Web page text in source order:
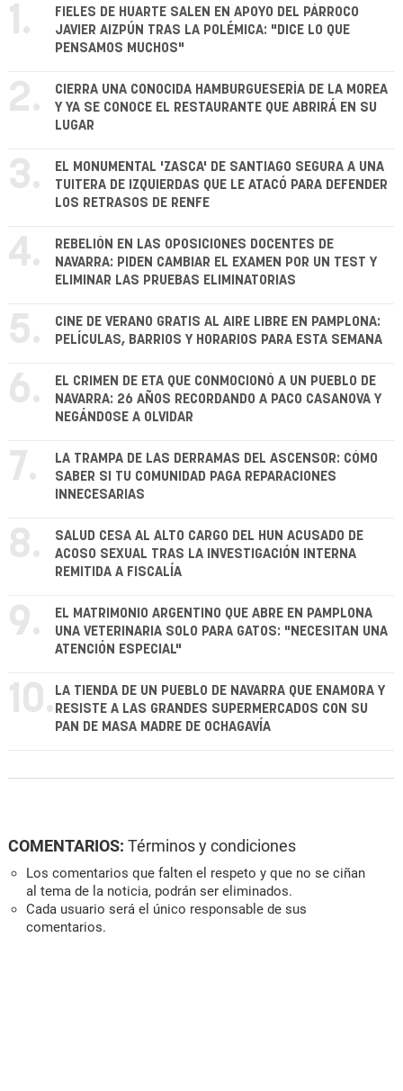
1.
FIELES DE HUARTE SALEN EN APOYO DEL PÁRROCO
JAVIER AIZPÚN TRAS LA POLÉMICA: "DICE LO QUE
PENSAMOS MUCHOS"
2.
CIERRA UNA CONOCIDA HAMBURGUESERÍA DE LA MOREA
Y YA SE CONOCE EL RESTAURANTE QUE ABRIRÁ EN SU
LUGAR
3.
EL MONUMENTAL 'ZASCA' DE SANTIAGO SEGURA A UNA
TUITERA DE IZQUIERDAS QUE LE ATACÓ PARA DEFENDER
LOS RETRASOS DE RENFE
4.
REBELIÓN EN LAS OPOSICIONES DOCENTES DE
NAVARRA: PIDEN CAMBIAR EL EXAMEN POR UN TEST Y
ELIMINAR LAS PRUEBAS ELIMINATORIAS
5.
CINE DE VERANO GRATIS AL AIRE LIBRE EN PAMPLONA:
PELÍCULAS, BARRIOS Y HORARIOS PARA ESTA SEMANA
6.
EL CRIMEN DE ETA QUE CONMOCIONÓ A UN PUEBLO DE
NAVARRA: 26 AÑOS RECORDANDO A PACO CASANOVA Y
NEGÁNDOSE A OLVIDAR
7.
LA TRAMPA DE LAS DERRAMAS DEL ASCENSOR: CÓMO
SABER SI TU COMUNIDAD PAGA REPARACIONES
INNECESARIAS
8.
SALUD CESA AL ALTO CARGO DEL HUN ACUSADO DE
ACOSO SEXUAL TRAS LA INVESTIGACIÓN INTERNA
REMITIDA A FISCALÍA
9.
EL MATRIMONIO ARGENTINO QUE ABRE EN PAMPLONA
UNA VETERINARIA SOLO PARA GATOS: "NECESITAN UNA
ATENCIÓN ESPECIAL"
10. LA TIENDA DE UN PUEBLO DE NAVARRA QUE ENAMORA Y
RESISTE A LAS GRANDES SUPERMERCADOS CON SU
PAN DE MASA MADRE DE OCHAGAVÍA
COMENTARIOS: Términos y condiciones
Los comentarios que falten el respeto y que no se ciñan
al tema de la noticia, podrán ser eliminados.
Cada usuario será el único responsable de sus
comentarios.